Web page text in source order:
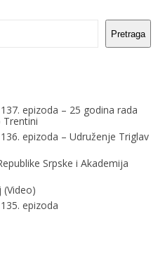
Pretraga
epizoda – 25 godina rada
Trentini
epizoda – Udruženje Triglav
Srpske i Akademija
(Video)
epizoda